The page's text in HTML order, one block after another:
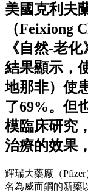
美國克利夫
（Feixiong
《自然-老
結果顯示，
地那非）使
了69%。但
模臨床研究
治療的效果
輝瑞大藥廠（
名為威而鋼的新藥